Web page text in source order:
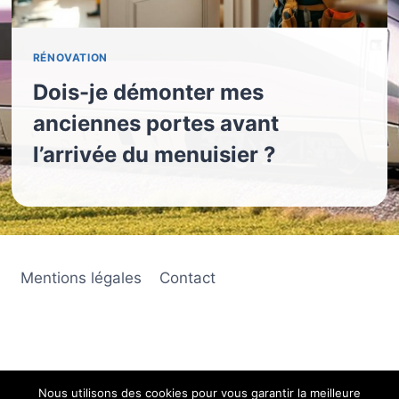
RÉNOVATION
Dois-je démonter mes
anciennes portes avant
l’arrivée du menuisier ?
Mentions légales Contact
Nous utilisons des cookies pour vous garantir la meilleure